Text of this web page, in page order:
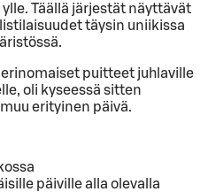
Täällä järjestät näyttävät
täysin uniikissa
puitteet juhlaville
oli kyseessä sitten
erityinen päivä.
päiville alla olevalla